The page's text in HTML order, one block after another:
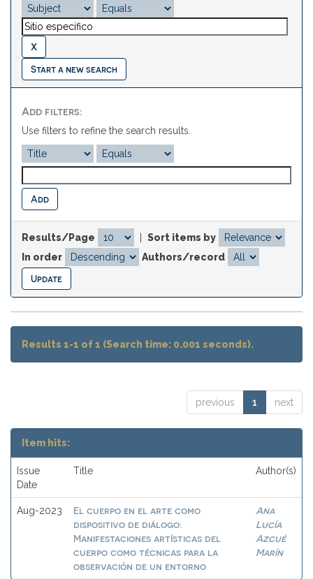
Start a new search
Add filters:
Use filters to refine the search results.
Results/Page
Sort items by
In order
Authors/record
Results 1-1 of 1 (Search time: 0.001 seconds).
previous 1 next
Item hits:
Issue
Date
Title Author(s)
Aug-2023
El cuerpo en el arte como
dispositivo de diálogo:
Manifestaciones artísticas del
cuerpo como técnicas para la
observación de un entorno
Ana
Lucía
Azcué
Marín